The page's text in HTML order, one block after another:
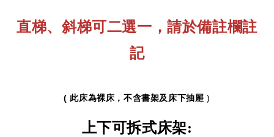
直梯、斜梯可二選一，請於備註欄註
記
( 此床為裸床，不含書架及床下抽屜 )
上下可拆式床架: